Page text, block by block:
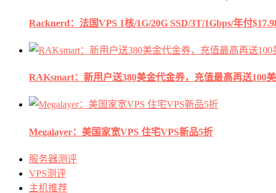
Racknerd：法国VPS 1核/1G/20G SSD/3T/1Gbps/年付
RAKsmart：新用户送380美金代金券，充值最高再送100
Megalayer：美国家宽VPS 住宅VPS新品5折
服务器测评
VPS测评
主机推荐